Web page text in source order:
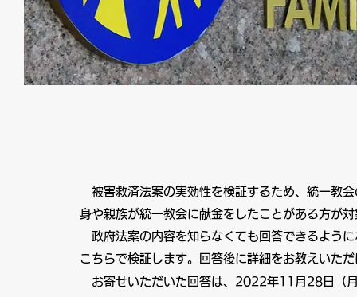
被害救済法案の実効性を検証するため、統一教
身や親族が統一教会に献金をしたことがある方が
政府法案の内容を知らなくても回答できるよう
こちらで検証します。回答後に詳細をお教えいた
お寄せいただいた回答は、2022年11月28日（